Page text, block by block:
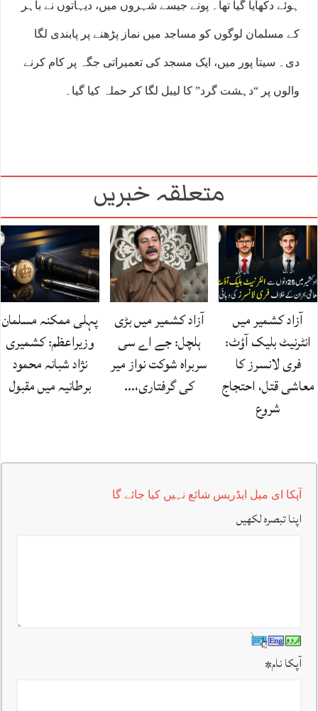
ہوئے دکھایا گیا تھا۔ پونے جیسے شہروں میں، دیہاتوں نے باہر
کے مسلمان لوگوں کو مساجد میں نماز پڑھنے پر پابندی لگا
دی۔ سیتا پور میں، ایک مسجد کی تعمیراتی جگہ پر کام کرنے
والوں پر “دہشت گرد” کا لیبل لگا کر حملہ کیا گیا۔
متعلقہ خبریں
آزاد کشمیر میں
انٹرنیٹ بلیک آؤٹ:
فری لانسرز کا
معاشی قتل، احتجاج
شروع
آزاد کشمیر میں بڑی
ہلچل: جے اے سی
سربراہ شوکت نواز میر
کی گرفتاری،…
پہلی ممکنہ مسلمان
وزیراعظم: کشمیری
نژاد شبانہ محمود
برطانیہ میں مقبول
آپکا ای میل ایڈریس شائع نہیں کیا جائے گا
اپنا تبصرہ لکھیں
آپکا نام*